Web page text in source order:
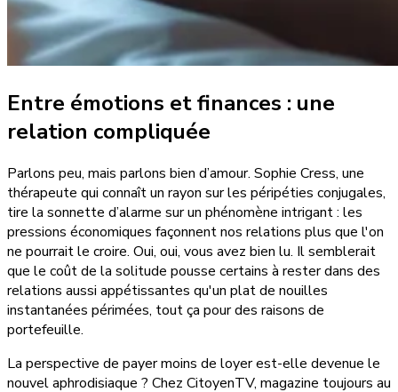
Entre émotions et finances : une
relation compliquée
Parlons peu, mais parlons bien d’amour. Sophie Cress, une
thérapeute qui connaît un rayon sur les péripéties conjugales,
tire la sonnette d’alarme sur un phénomène intrigant : les
pressions économiques façonnent nos relations plus que l'on
ne pourrait le croire. Oui, oui, vous avez bien lu. Il semblerait
que le coût de la solitude pousse certains à rester dans des
relations aussi appétissantes qu'un plat de nouilles
instantanées périmées, tout ça pour des raisons de
portefeuille.
La perspective de payer moins de loyer est-elle devenue le
nouvel aphrodisiaque ? Chez CitoyenTV, magazine toujours au